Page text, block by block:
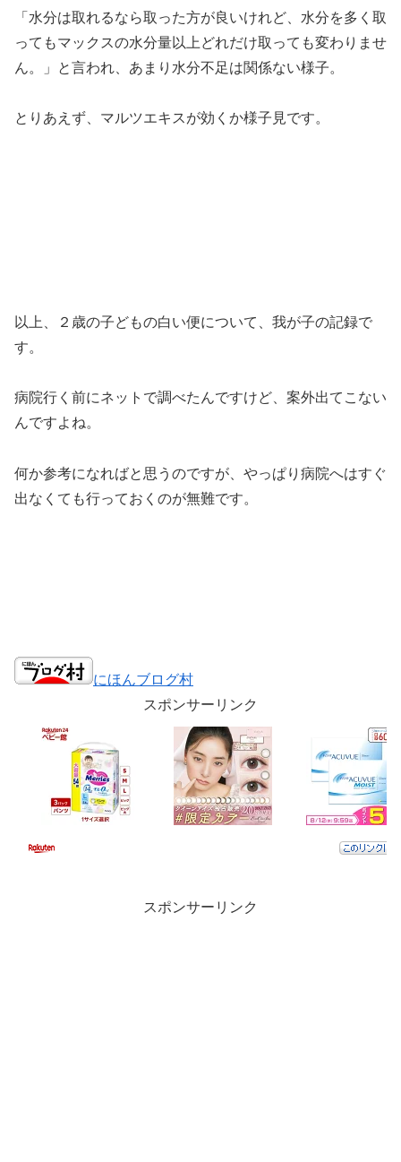
「水分は取れるなら取った方が良いけれど、水分を多く取
ってもマックスの水分量以上どれだけ取っても変わりませ
ん。」と言われ、あまり水分不足は関係ない様子。
とりあえず、マルツエキスが効くか様子見です。
以上、２歳の子どもの白い便について、我が子の記録で
す。
病院行く前にネットで調べたんですけど、案外出てこない
んですよね。
何か参考になればと思うのですが、やっぱり病院へはすぐ
出なくても行っておくのが無難です。
にほんブログ村
スポンサーリンク
スポンサーリンク